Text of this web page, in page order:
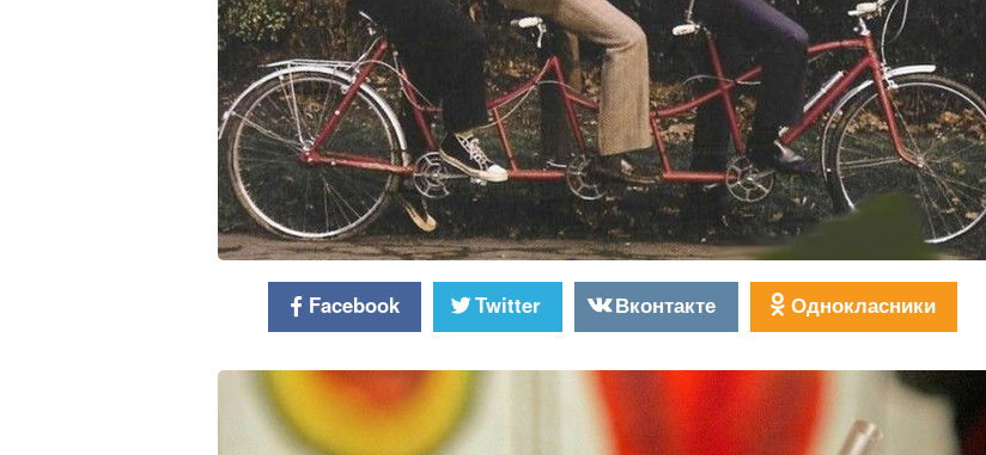
Facebook Twitter Вконтакте Однокласники